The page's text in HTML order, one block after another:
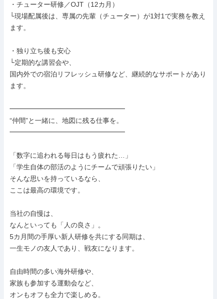
・チューター研修／OJT（12カ月）
└現場配属後は、専属の先輩（チューター）が1対1で実務を教え
ます。
・独り立ち後も安心
└定期的な講習会や、
国内外での宿泊リフレッシュ研修など、継続的なサポートがあり
ます。
━━━━━━━━━━━━━━━━━
“仲間”と一緒に、地図に残る仕事を。
━━━━━━━━━━━━━━━━━
「数字に追われる毎日はもう疲れた…」
「学生自体の部活のようにチームで頑張りたい」
そんな思いを持っているなら、
ここは最高の環境です。
当社の自慢は、
なんといっても「人の良さ」。
5カ月間の手厚い新人研修を共にする同期は、
一生モノの友人であり、戦友になります。
自由時間の多い海外研修や、
家族も参加する運動会など、
オンもオフも全力で楽しめる。